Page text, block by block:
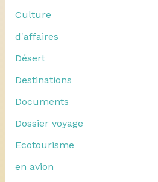
Culture
d'affaires
Désert
Destinations
Documents
Dossier voyage
Ecotourisme
en avion